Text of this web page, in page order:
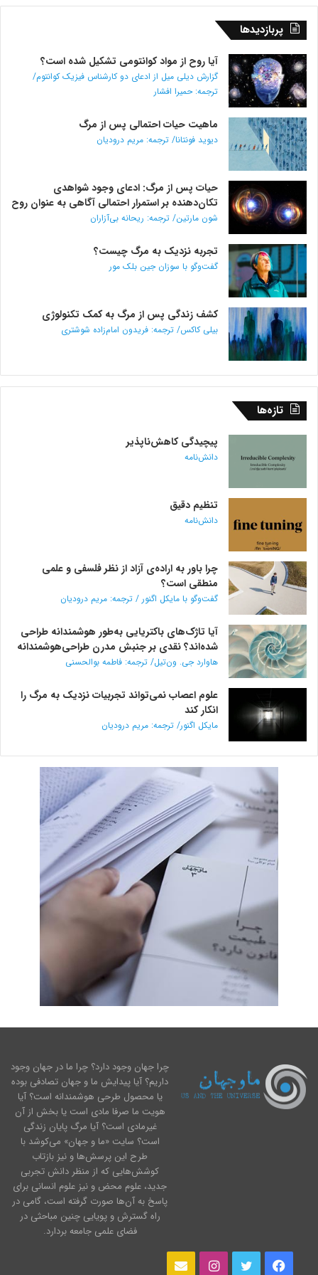
پربازدیدها
آیا روح از مواد کوانتومی تشکیل شده است؟
گزارش دیلی میل از ادعای دو کارشناس فیزیک کوانتوم/
ترجمه: حمیرا افشار
ماهیت حیات احتمالی پس از مرگ
دیوید فونتانا/ ترجمه: مریم درودیان
حیات پس از مرگ: ادعای وجود شواهدی
تکان‌دهنده بر استمرار احتمالی آگاهی به عنوان روح
شون مارتین/ ترجمه: ریحانه بی‌آزاران
تجربه نزدیک به مرگ چیست؟
گفت‌و‌گو با سوزان جین بلک مور
کشف زندگی پس از مرگ به کمک تکنولوژی
بیلی کاکس/ ترجمه: فریدون امام‌زاده شوشتری
تازه‌ها
پیچیدگی کاهش‌ناپذیر
دانش‌نامه
تنظیم دقیق
دانش‌نامه
چرا باور به اراده‌ی آزاد از نظر فلسفی و علمی
منطقی است؟
گفت‌وگو با مایکل اگنور / ترجمه: مریم درودیان
آیا تاژک‌های باکتریایی به‌طور هوشمندانه طراحی
شده‌اند؟ نقدی بر جنبش مدرن طراحی‌هوشمندانه
هاوارد جی. ون‌تیل/ ترجمه: فاطمه بوالحسنی
علوم اعصاب نمی‌تواند تجربیات نزدیک به مرگ را
انکار کند
مایکل اگنور/ ترجمه: مریم درودیان
چرا جهان وجود دارد؟ چرا ما در جهان وجود
داریم؟ آیا پیدایش ما و جهان تصادفی بوده
یا محصول طرحی هوشمندانه است؟ آیا
هویت ما صرفا مادی است یا بخش از آن
غیرمادی است؟ آیا مرگ پایان زندگی
است؟ سایت «ما و جهان» می‌کوشد با
طرح این پرسش‌ها و نیز بازتاب
کوشش‌هایی که از منظر دانش تجربی
جدید، علوم محض و نیز علوم انسانی برای
پاسخ به آن‌ها صورت گرفته است، گامی در
راه گسترش و پویایی چنین مباحثی در
فضای علمی جامعه بردارد.
فیس توییتراینستاگرامایمیل